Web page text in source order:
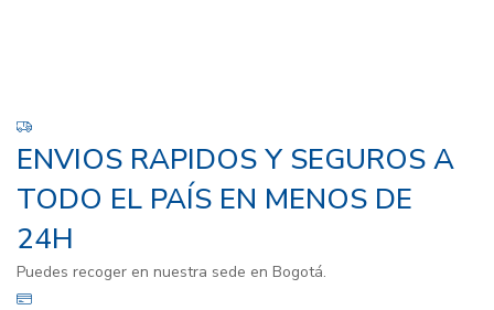
ENVIOS RAPIDOS Y SEGUROS A
TODO EL PAÍS EN MENOS DE
24H
Puedes recoger en nuestra sede en Bogotá.